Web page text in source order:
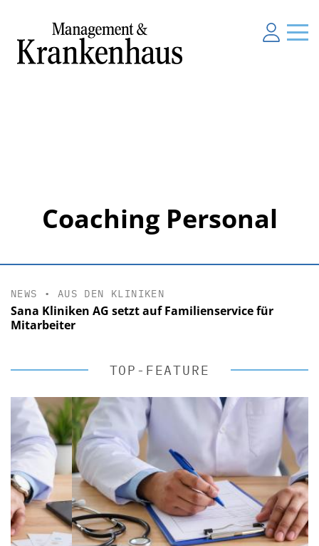
Coaching Personal
NEWS • AUS DEN KLINIKEN
Sana Kliniken AG setzt auf Familienservice für
Mitarbeiter
TOP-FEATURE